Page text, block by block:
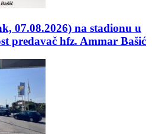
07.08.2026) na stadionu u
predavač hfz. Ammar Bašić